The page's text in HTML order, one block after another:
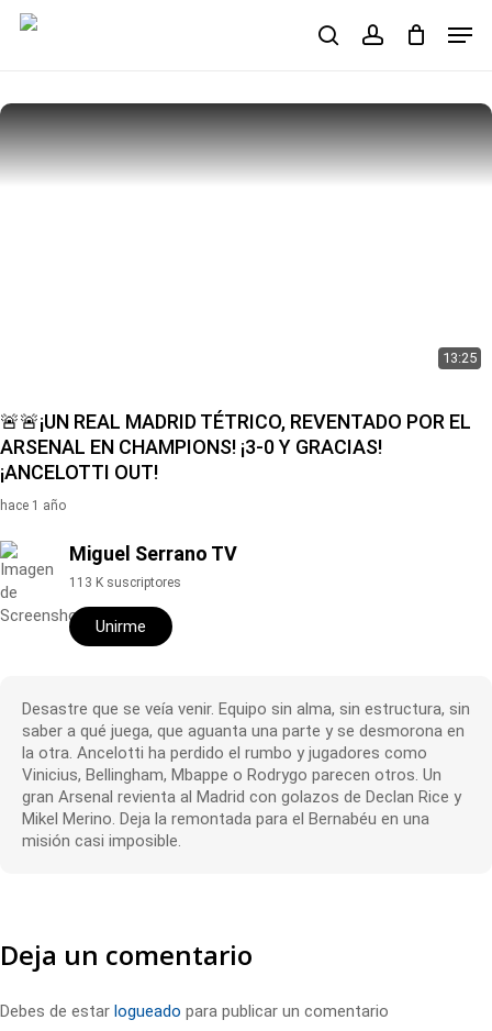
Skip
searchaccount
13:25
🚨🚨¡UN REAL MADRID TÉTRICO, REVENTADO POR EL
ARSENAL EN CHAMPIONS! ¡3-0 Y GRACIAS!
¡ANCELOTTI OUT!
hace 1 año
Miguel Serrano TV
113 K suscriptores
Unirme
Desastre que se veía venir. Equipo sin alma, sin estructura, sin
saber a qué juega, que aguanta una parte y se desmorona en
la otra. Ancelotti ha perdido el rumbo y jugadores como
Vinicius, Bellingham, Mbappe o Rodrygo parecen otros. Un
gran Arsenal revienta al Madrid con golazos de Declan Rice y
Mikel Merino. Deja la remontada para el Bernabéu en una
misión casi imposible.
Deja un comentario
Debes de estar logueado para publicar un comentario